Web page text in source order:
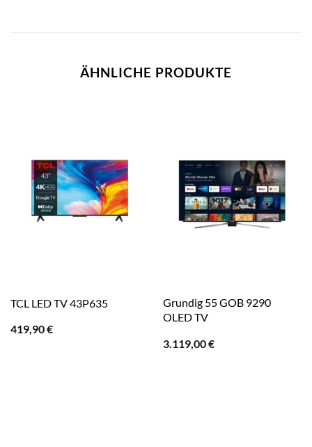
ÄHNLICHE PRODUKTE
TCL LED TV 43P635
419,90€
Grundig 55 GOB 9290
OLED TV
3.119,00€